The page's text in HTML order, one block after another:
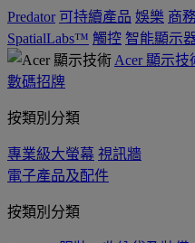
Predator 可持續產品 娛樂 商
SpatialLabs™ 觸控 智能顯示
Acer 顯示技
數碼招牌
按類別分類
專業級大螢幕 視訊牆
電子產品及配件
按類別分類